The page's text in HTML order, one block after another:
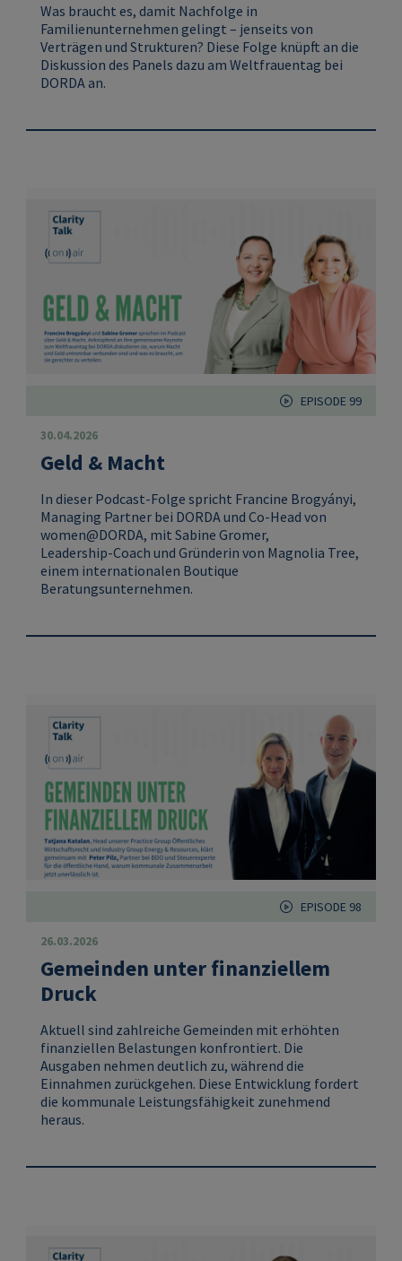
Was braucht es, damit Nachfolge in
Familienunternehmen gelingt – jenseits von
Verträgen und Strukturen? Diese Folge knüpft an die
Diskussion des Panels dazu am Weltfrauentag bei
DORDA an.
EPISODE 99
30.04.2026
Geld & Macht
In dieser Podcast-Folge spricht Francine Brogyányi,
Managing Partner bei DORDA und Co-Head von
women@DORDA, mit Sabine Gromer,
Leadership‑Coach und Gründerin von Magnolia Tree,
einem internationalen Boutique
Beratungsunternehmen.
EPISODE 98
26.03.2026
Gemeinden unter finanziellem
Druck
Aktuell sind zahlreiche Gemeinden mit erhöhten
finanziellen Belastungen konfrontiert. Die
Ausgaben nehmen deutlich zu, während die
Einnahmen zurückgehen. Diese Entwicklung fordert
die kommunale Leistungsfähigkeit zunehmend
heraus.